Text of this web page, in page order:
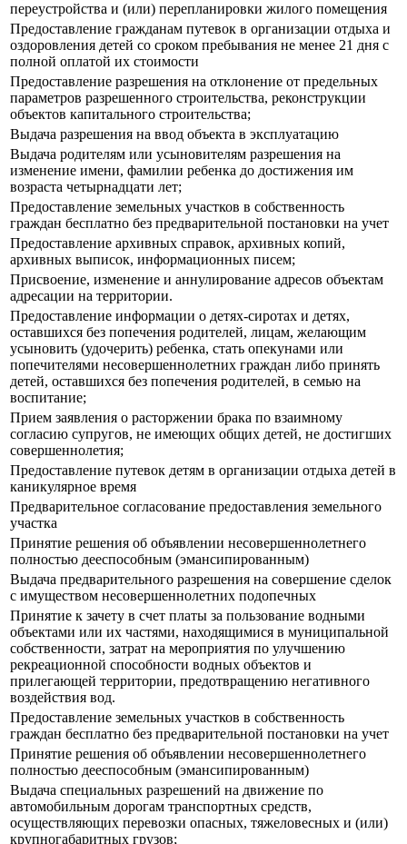
переустройства и (или) перепланировки жилого помещения
Предоставление гражданам путевок в организации отдыха и
оздоровления детей со сроком пребывания не менее 21 дня с
полной оплатой их стоимости
Предоставление разрешения на отклонение от предельных
параметров разрешенного строительства, реконструкции
объектов капитального строительства;
Выдача разрешения на ввод объекта в эксплуатацию
Выдача родителям или усыновителям разрешения на
изменение имени, фамилии ребенка до достижения им
возраста четырнадцати лет;
Предоставление земельных участков в собственность
граждан бесплатно без предварительной постановки на учет
Предоставление архивных справок, архивных копий,
архивных выписок, информационных писем;
Присвоение, изменение и аннулирование адресов объектам
адресации на территории.
Предоставление информации о детях-сиротах и детях,
оставшихся без попечения родителей, лицам, желающим
усыновить (удочерить) ребенка, стать опекунами или
попечителями несовершеннолетних граждан либо принять
детей, оставшихся без попечения родителей, в семью на
воспитание;
Прием заявления о расторжении брака по взаимному
согласию супругов, не имеющих общих детей, не достигших
совершеннолетия;
Предоставление путевок детям в организации отдыха детей в
каникулярное время
Предварительное согласование предоставления земельного
участка
Принятие решения об объявлении несовершеннолетнего
полностью дееспособным (эмансипированным)
Выдача предварительного разрешения на совершение сделок
с имуществом несовершеннолетних подопечных
Принятие к зачету в счет платы за пользование водными
объектами или их частями, находящимися в муниципальной
собственности, затрат на мероприятия по улучшению
рекреационной способности водных объектов и
прилегающей территории, предотвращению негативного
воздействия вод.
Предоставление земельных участков в собственность
граждан бесплатно без предварительной постановки на учет
Принятие решения об объявлении несовершеннолетнего
полностью дееспособным (эмансипированным)
Выдача специальных разрешений на движение по
автомобильным дорогам транспортных средств,
осуществляющих перевозки опасных, тяжеловесных и (или)
крупногабаритных грузов;